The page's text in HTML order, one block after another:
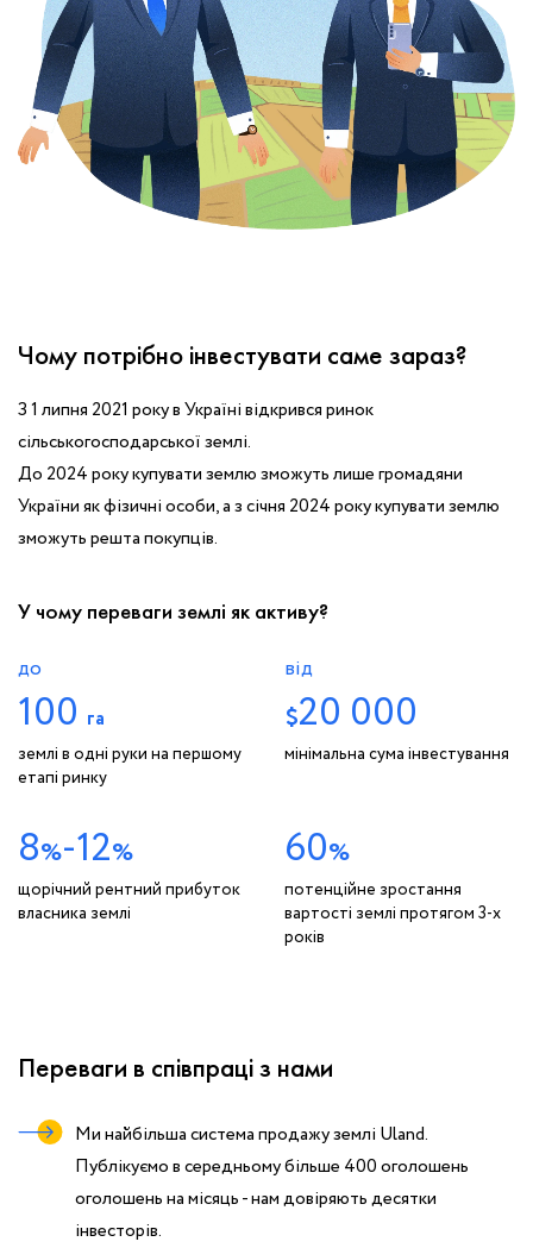
Чому потрібно інвестувати саме зараз?
З 1 липня 2021 року в Україні відкрився ринок
сільськогосподарської землі.
До 2024 року купувати землю зможуть лише громадяни
України як фізичні особи, а з січня 2024 року купувати землю
зможуть решта покупців.
У чому переваги землі як активу?
до
100 га
землі в одні руки на першому
етапі ринку
від
$20 000
мінімальна сума інвестування
8%-12%
щорічний рентний прибуток
власника землі
60%
потенційне зростання
вартості землі протягом 3-х
років
Переваги в співпраці з нами
Ми найбільша система продажу землі Uland.
Публікуємо в середньому більше 400 оголошень
оголошень на місяць - нам довіряють десятки
інвесторів.
Немає облікового запису?
Зареєструватися
УВІЙТИ
обробку персональних даних.
ЗАМОВИТИ КОНСУЛЬТАЦІЮ